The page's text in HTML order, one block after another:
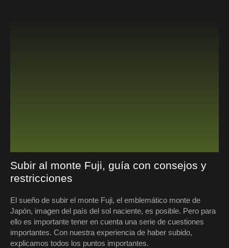
Subir al monte Fuji, guía con consejos y
restricciones
El sueño de subir el monte Fuji, el emblemático monte de
Japón, imagen del país del sol naciente, es posible. Pero para
ello es importante tener en cuenta una serie de cuestiones
importantes. Con nuestra experiencia de haber subido,
explicamos todos los puntos importantes.